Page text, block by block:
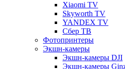
Xiaomi TV
Skyworth TV
YANDEX TV
Сбер ТВ
Фотопринтеры
Экшн-камеры
Экшн-камеры DJI
Экшн-камеры